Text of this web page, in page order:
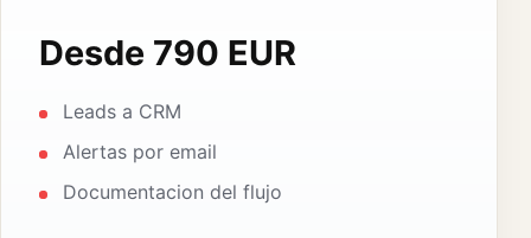
Desde 790 EUR
Leads a CRM
Alertas por email
Documentacion del flujo